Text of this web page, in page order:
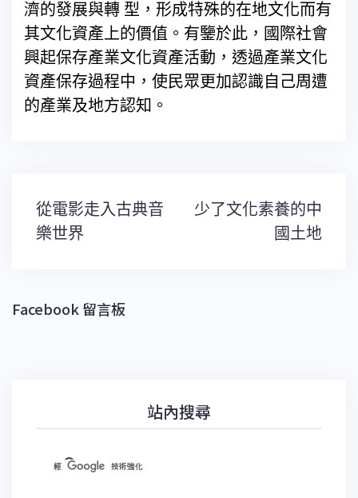
濟的發展與轉 型，形成特殊的在地文化而有
其文化資產上的價值。有鑒於此，國際社會
興起保存產業文化資產活動，透過產業文化
資產保存過程中，使民眾更加認識自己周遭
的產業及地方認知。
文
章
導
從電影走入古典音
樂世界
少了文化素養的中
國土地
Facebook 留言板
站內搜尋